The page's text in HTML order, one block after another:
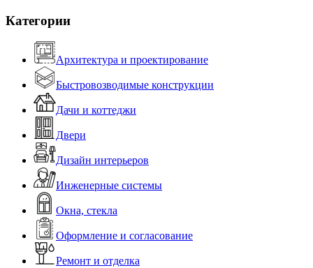
Категории
Архитектура и проектирование
Быстровозводимые конструкции
Дачи и коттеджи
Двери
Дизайн интерьеров
Инженерные системы
Окна, стекла
Оформление и согласование
Ремонт и отделка